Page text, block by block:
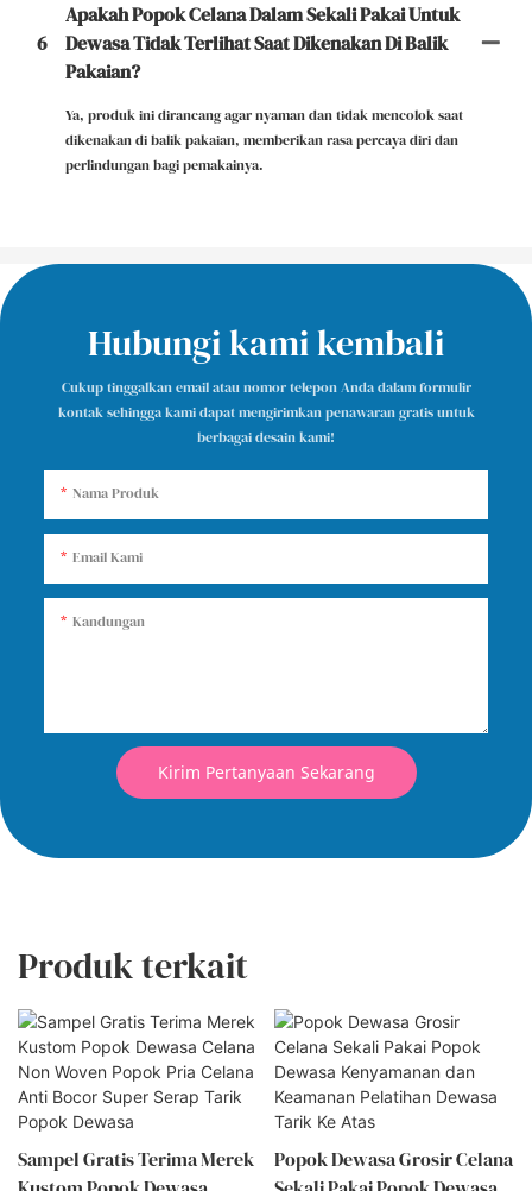
6
Apakah Popok Celana Dalam Sekali Pakai Untuk
Dewasa Tidak Terlihat Saat Dikenakan Di Balik
Pakaian?
Ya, produk ini dirancang agar nyaman dan tidak mencolok saat
dikenakan di balik pakaian, memberikan rasa percaya diri dan
perlindungan bagi pemakainya.
Hubungi kami kembali
Cukup tinggalkan email atau nomor telepon Anda dalam formulir
kontak sehingga kami dapat mengirimkan penawaran gratis untuk
berbagai desain kami!
Nama Produk
Email Kami
Kandungan
Kirim Pertanyaan Sekarang
Produk terkait
Sampel Gratis Terima Merek
Popok Dewasa Grosir Celana